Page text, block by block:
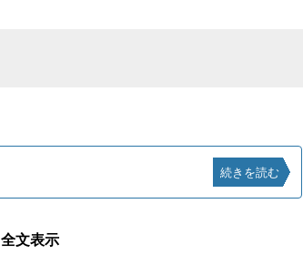
続きを読む
全文表示